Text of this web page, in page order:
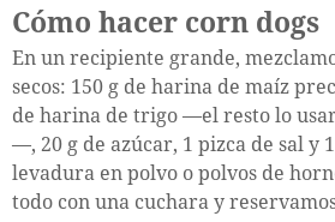
Cómo hacer corn dogs
En un recipiente grande,
secos: 150 g de harina de maíz
de harina de trigo —el resto lo
—, 20 g de azúcar, 1 pizca de sal y
levadura en polvo o polvos de
todo con una cuchara y